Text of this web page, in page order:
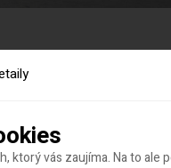
ktorý vás zaujíma. Na to ale